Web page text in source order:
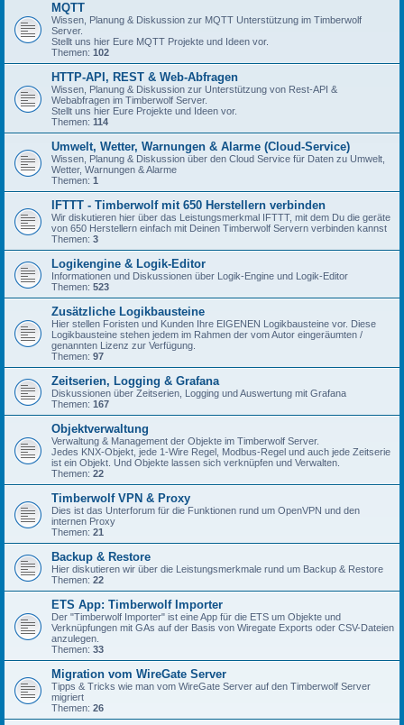
MQTT
Wissen, Planung & Diskussion zur MQTT Unterstützung im Timberwolf
Server.
Stellt uns hier Eure MQTT Projekte und Ideen vor.
Themen: 102
HTTP-API, REST & Web-Abfragen
Wissen, Planung & Diskussion zur Unterstützung von Rest-API &
Webabfragen im Timberwolf Server.
Stellt uns hier Eure Projekte und Ideen vor.
Themen: 114
Umwelt, Wetter, Warnungen & Alarme (Cloud-Service)
Wissen, Planung & Diskussion über den Cloud Service für Daten zu Umwelt,
Wetter, Warnungen & Alarme
Themen: 1
IFTTT - Timberwolf mit 650 Herstellern verbinden
Wir diskutieren hier über das Leistungsmerkmal IFTTT, mit dem Du die geräte
von 650 Herstellern einfach mit Deinen Timberwolf Servern verbinden kannst
Themen: 3
Logikengine & Logik-Editor
Informationen und Diskussionen über Logik-Engine und Logik-Editor
Themen: 523
Zusätzliche Logikbausteine
Hier stellen Foristen und Kunden Ihre EIGENEN Logikbausteine vor. Diese
Logikbausteine stehen jedem im Rahmen der vom Autor eingeräumten /
genannten Lizenz zur Verfügung.
Themen: 97
Zeitserien, Logging & Grafana
Diskussionen über Zeitserien, Logging und Auswertung mit Grafana
Themen: 167
Objektverwaltung
Verwaltung & Management der Objekte im Timberwolf Server.
Jedes KNX-Objekt, jede 1-Wire Regel, Modbus-Regel und auch jede Zeitserie
ist ein Objekt. Und Objekte lassen sich verknüpfen und Verwalten.
Themen: 22
Timberwolf VPN & Proxy
Dies ist das Unterforum für die Funktionen rund um OpenVPN und den
internen Proxy
Themen: 21
Backup & Restore
Hier diskutieren wir über die Leistungsmerkmale rund um Backup & Restore
Themen: 22
ETS App: Timberwolf Importer
Der "Timberwolf Importer" ist eine App für die ETS um Objekte und
Verknüpfungen mit GAs auf der Basis von Wiregate Exports oder CSV-Dateien
anzulegen.
Themen: 33
Migration vom WireGate Server
Tipps & Tricks wie man vom WireGate Server auf den Timberwolf Server
migriert
Themen: 26